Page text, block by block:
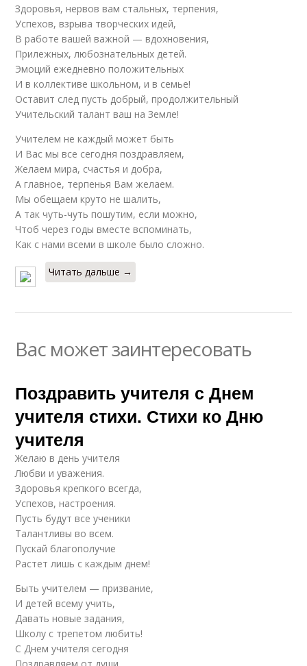
Здоровья, нервов вам стальных, терпения,
Успехов, взрыва творческих идей,
В работе вашей важной — вдохновения,
Прилежных, любознательных детей.
Эмоций ежедневно положительных
И в коллективе школьном, и в семье!
Оставит след пусть добрый, продолжительный
Учительский талант ваш на Земле!
Учителем не каждый может быть
И Вас мы все сегодня поздравляем,
Желаем мира, счастья и добра,
А главное, терпенья Вам желаем.
Мы обещаем круто не шалить,
А так чуть-чуть пошутим, если можно,
Чтоб через годы вместе вспоминать,
Как с нами всеми в школе было сложно.
Читать дальше →
Вас может заинтересовать
Поздравить учителя с Днем
учителя стихи. Стихи ко Дню
учителя
Желаю в день учителя
Любви и уважения.
Здоровья крепкого всегда,
Успехов, настроения.
Пусть будут все ученики
Талантливы во всем.
Пускай благополучие
Растет лишь с каждым днем!
Быть учителем — призвание,
И детей всему учить,
Давать новые задания,
Школу с трепетом любить!
С Днем учителя сегодня